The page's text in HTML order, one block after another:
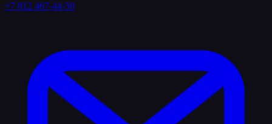
+7 812 467-44-50